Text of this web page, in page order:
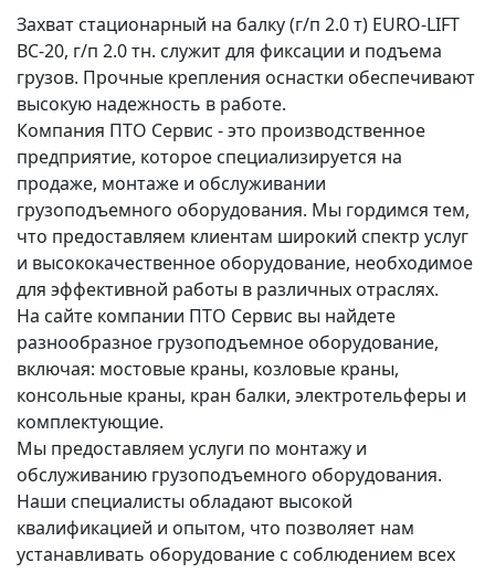
Захват стационарный на балку (г/п 2.0 т) EURO-LIFT
ВС-20, г/п 2.0 тн. служит для фиксации и подъема
грузов. Прочные крепления оснастки обеспечивают
высокую надежность в работе.
Компания ПТО Сервис - это производственное
предприятие, которое специализируется на
продаже, монтаже и обслуживании
грузоподъемного оборудования. Мы гордимся тем,
что предоставляем клиентам широкий спектр услуг
и высококачественное оборудование, необходимое
для эффективной работы в различных отраслях.
На сайте компании ПТО Сервис вы найдете
разнообразное грузоподъемное оборудование,
включая: мостовые краны, козловые краны,
консольные краны, кран балки, электротельферы и
комплектующие.
Мы предоставляем услуги по монтажу и
обслуживанию грузоподъемного оборудования.
Наши специалисты обладают высокой
квалификацией и опытом, что позволяет нам
устанавливать оборудование с соблюдением всех